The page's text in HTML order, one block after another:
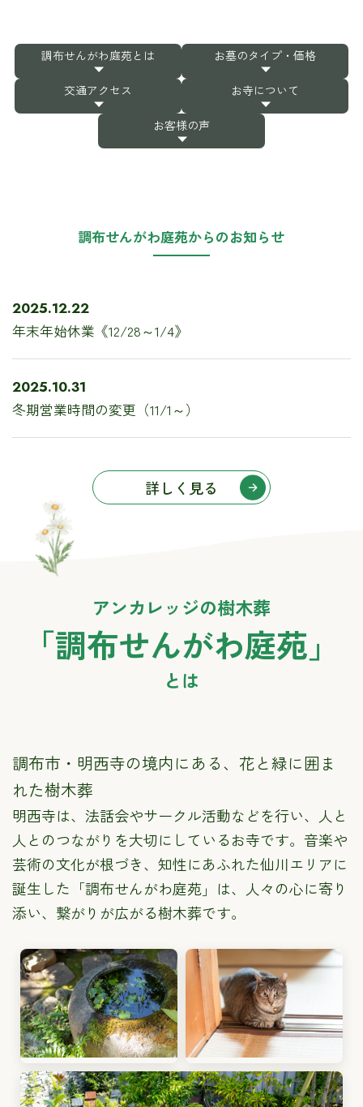
調布せんがわ庭苑とは お墓のタイプ・価格
交通アクセス お寺について
お客様の声
調布せんがわ庭苑からのお知らせ
2025.12.22
年末年始休業《12/28～1/4》
2025.10.31
冬期営業時間の変更（11/1～）
詳しく見る
アンカレッジの樹木葬
「調布せんがわ庭苑」
とは
調布市・明西寺の境内にある、花と緑に囲ま
れた樹木葬
明西寺は、法話会やサークル活動などを行い、人と
人とのつながりを大切にしているお寺です。音楽や
芸術の文化が根づき、知性にあふれた仙川エリアに
誕生した「調布せんがわ庭苑」は、人々の心に寄り
添い、繋がりが広がる樹木葬です。